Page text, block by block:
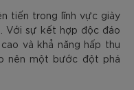
tiến trong lĩnh vực giày
Với sự kết hợp độc đáo
và khả năng hấp thụ
nên một bước đột phá